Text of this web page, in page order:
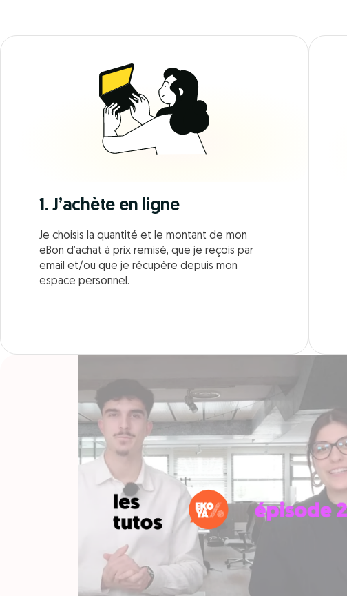
1. J’achète en ligne
Je choisis la quantité et le montant de mon
eBon d’achat à prix remisé, que je reçois par
email et/ou que je récupère depuis mon
espace personnel.